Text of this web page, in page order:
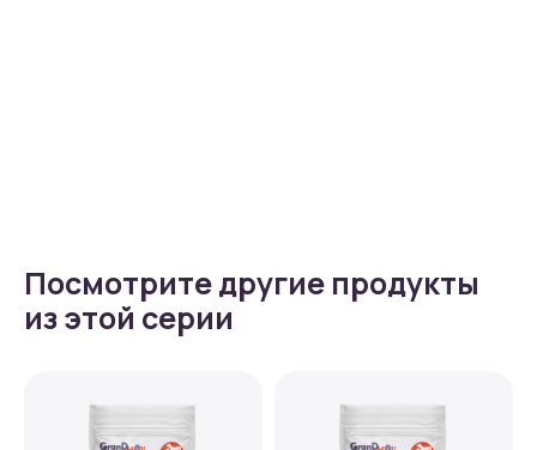
Посмотрите другие продукты
из этой серии